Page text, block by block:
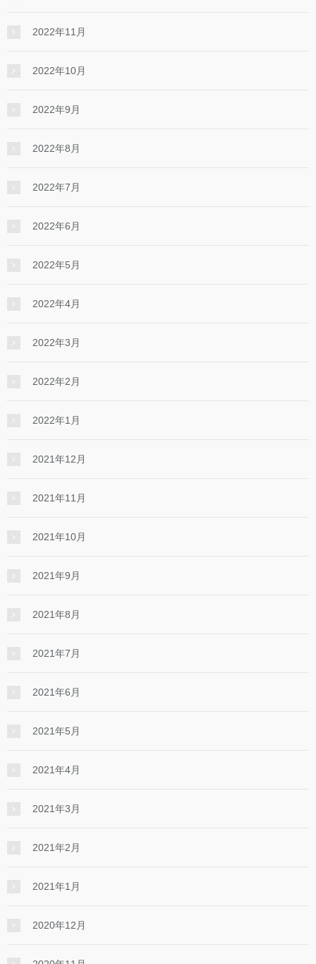
2022年11月
2022年10月
2022年9月
2022年8月
2022年7月
2022年6月
2022年5月
2022年4月
2022年3月
2022年2月
2022年1月
2021年12月
2021年11月
2021年10月
2021年9月
2021年8月
2021年7月
2021年6月
2021年5月
2021年4月
2021年3月
2021年2月
2021年1月
2020年12月